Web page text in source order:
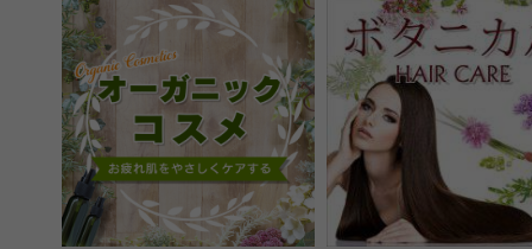
少量のシャンプーで泡立ち、コック
ディショナーはしっとりします。在
あるので早めに購入するようにして